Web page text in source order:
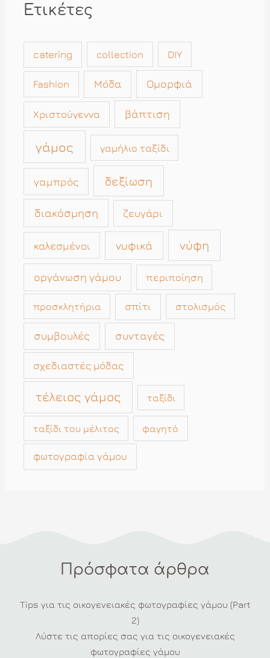
Ετικέτες
catering collection DIY
Fashion Μόδα Ομορφιά
Χριστούγεννα βάπτιση
γάμος γαμήλιο ταξίδι
γαμπρός δεξίωση
διακόσμηση ζευγάρι
καλεσμένοι νυφικά νύφη
οργάνωση γάμου περιποίηση
προσκλητήρια σπίτι στολισμός
συμβουλές συνταγές
σχεδιαστές μόδας
τέλειος γάμος ταξίδι
ταξίδι του μέλιτος φαγητό
φωτογραφία γάμου
Πρόσφατα άρθρα
Tips για τις οικογενειακές φωτογραφίες γάμου (Part
2)
Λύστε τις απορίες σας για τις οικογενειακές
φωτογραφίες γάμου